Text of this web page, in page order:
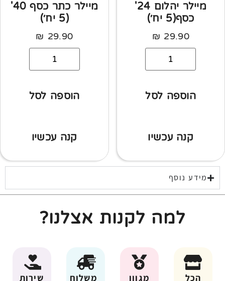
מיילר יהלום 24'
כסף(5 יח׳)
29.90
₪
הוספה לסל
קנה עכשיו
מיילר כתר כסף 40'
(5 יח׳)
29.90
₪
הוספה לסל
קנה עכשיו
מידע נוסף
למה לקנות אצלנו?
הכל מגוון משלוח שירות